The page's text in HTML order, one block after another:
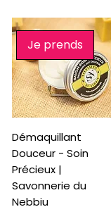
t
r
e
Je prends
Démaquillant
Douceur - Soin
Précieux |
Savonnerie du
Nebbiu